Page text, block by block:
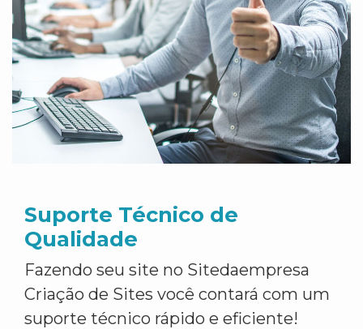
Suporte Técnico de
Qualidade
Fazendo seu site no Sitedaempresa
Criação de Sites você contará com um
suporte técnico rápido e eficiente!